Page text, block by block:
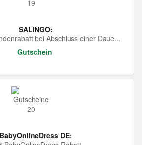
SALiNGO:
bei Abschluss einer Daue...
Gutschein
BabyOnlineDress DE: